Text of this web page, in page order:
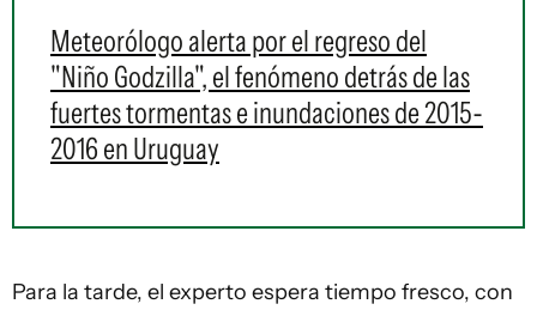
Meteorólogo alerta por el regreso del
"Niño Godzilla", el fenómeno detrás de las
fuertes tormentas e inundaciones de 2015-
2016 en Uruguay
Para la tarde, el experto espera tiempo fresco, con